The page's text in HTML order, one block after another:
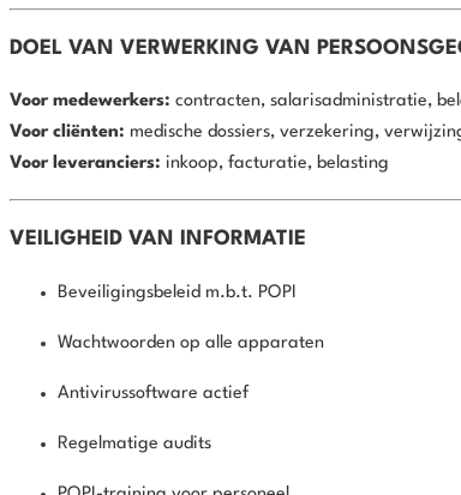
DOEL VAN VERWERKING VAN
Voor medewerkers: contracten, salarisadministratie,
Voor cliënten: medische dossiers, verzekering,
Voor leveranciers: inkoop, facturatie, belasting
VEILIGHEID VAN INFORMATIE
Beveiligingsbeleid m.b.t. POPI
Wachtwoorden op alle apparaten
Antivirussoftware actief
Regelmatige audits